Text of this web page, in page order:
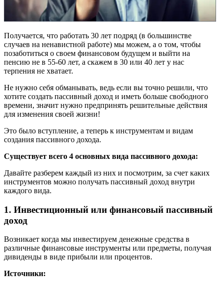
Получается, что работать 30 лет подряд (в большинстве
случаев на ненавистной работе) мы можем, а о том, чтобы
позаботиться о своем финансовом будущем и выйти на
пенсию не в 55-60 лет, а скажем в 30 или 40 лет у нас
терпения не хватает.
Не нужно себя обманывать, ведь если вы точно решили, что
хотите создать пассивный доход и иметь больше свободного
времени, значит нужно предпринять решительные действия
для изменения своей жизни!
Это было вступление, а теперь к инструментам и видам
создания пассивного дохода.
Существует всего 4 основных вида пассивного дохода:
Давайте разберем каждый из них и посмотрим, за счет каких
инструментов можно получать пассивный доход внутри
каждого вида.
1. Инвестиционный или финансовый пассивный
доход
Возникает когда мы инвестируем денежные средства в
различные финансовые инструменты или предметы, получая
дивиденды в виде прибыли или процентов.
Источники: